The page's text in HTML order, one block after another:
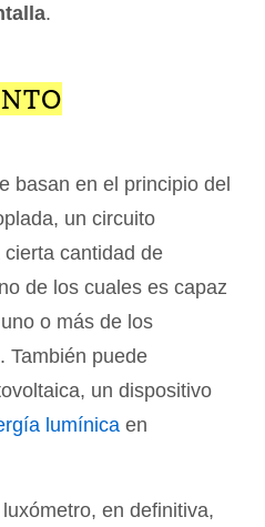
.
basan en el principio del
un circuito
cantidad de
de los cuales es capaz
o más de los
También puede
un dispositivo
lumínica en
en definitiva,